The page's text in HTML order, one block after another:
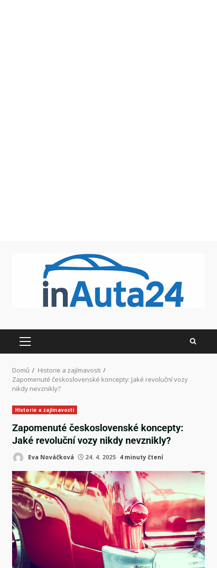
Domů
Historie a zajímavosti
Zapomenuté československé koncepty: Jaké revoluční vozy
nikdy nevznikly?
Historie a zajímavosti
Zapomenuté československé koncepty:
Jaké revoluční vozy nikdy nevznikly?
Eva Nováčková 24. 4. 2025 4 minuty čtení